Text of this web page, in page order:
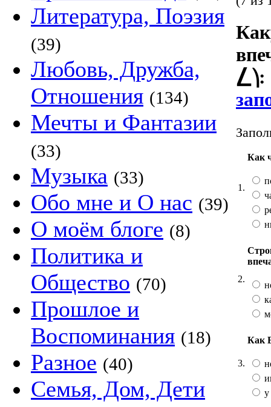
Литература, Поэзия
(39)
Любовь, Дружба,
Отношения (134)
Мечты и Фантазии
(33)
Музыка (33)
Обо мне и О нас (39)
О моём блоге (8)
Политика и
Общество (70)
Прошлое и
Воспоминания (18)
Разное (40)
Семья, Дом, Дети
⎳⎞:
1.
Как
2.
3.
Как
у